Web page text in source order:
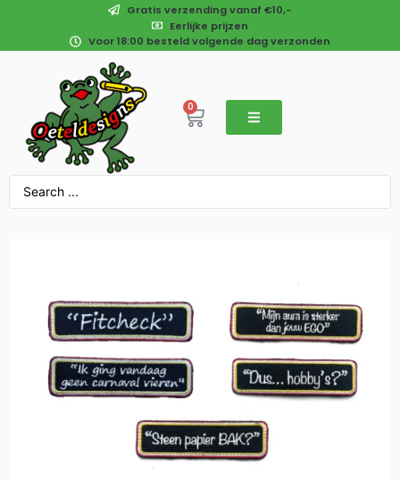
Gratis verzending vanaf €10,-
Eerlijke prijzen
Voor 18:00 besteld volgende dag verzonden
0